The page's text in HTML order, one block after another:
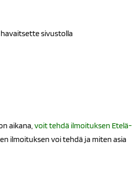
sivustolla
aikana,voit tehdä ilmoituksen Etelä-
ilmoituksen voi tehdä ja miten asia